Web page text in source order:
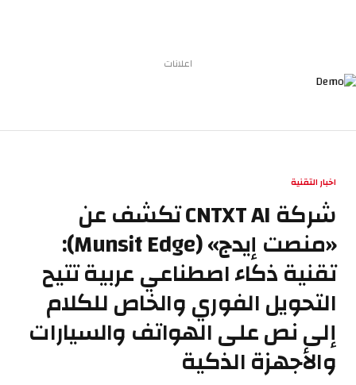
اعلانات
اخبار التقنية
شركة CNTXT AI تكشف عن
«منصت إيدج» (Munsit Edge):
تقنية ذكاء اصطناعي عربية تتيح
التحويل الفوري والخاص للكلام
إلى نص على الهواتف والسيارات
والأجهزة الذكية